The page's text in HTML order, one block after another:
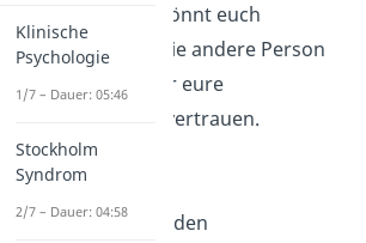
das Gefühl, ihr könnt euch
vollständig auf die andere Person
verlassen und ihr eure
Geheimnisse anvertrauen.
Gleiche Werte:
Eure grundlegenden
Klinische
Psychologie
1/7 – Dauer: 05:46
Stockholm
Syndrom
2/7 – Dauer: 04:58